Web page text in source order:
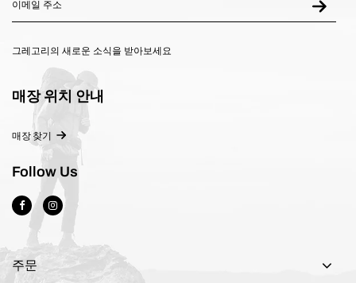
그레고리의 새로운 소식을 받아보세요
매장 위치 안내
매장 찾기
Follow Us
주문